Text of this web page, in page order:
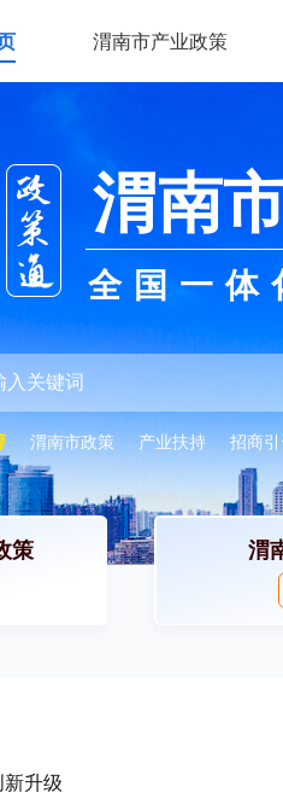
渭南市产业政策
渭南
全国一体
渭南市政策 产业扶持 招商
策 渭
升级